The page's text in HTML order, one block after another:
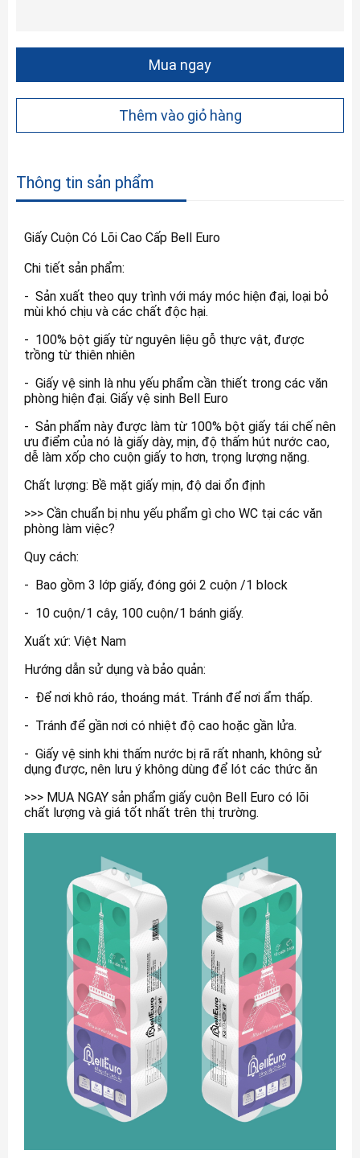
Mua ngay
Thêm vào giỏ hàng
Thông tin sản phẩm
Giấy Cuộn Có Lõi Cao Cấp Bell Euro
Chi tiết sản phẩm:
- Sản xuất theo quy trình với máy móc hiện đại, loại bỏ
mùi khó chịu và các chất độc hại.
- 100% bột giấy từ nguyên liệu gỗ thực vật, được
trồng từ thiên nhiên
- Giấy vệ sinh là nhu yếu phẩm cần thiết trong các văn
phòng hiện đại. Giấy vệ sinh Bell Euro
- Sản phẩm này được làm từ 100% bột giấy tái chế nên
ưu điểm của nó là giấy dày, mịn, độ thấm hút nước cao,
dễ làm xốp cho cuộn giấy to hơn, trọng lượng nặng.
Chất lượng: Bề mặt giấy mịn, độ dai ổn định
>>> Cần chuẩn bị nhu yếu phẩm gì cho WC tại các văn
phòng làm việc?
Quy cách:
- Bao gồm 3 lớp giấy, đóng gói 2 cuộn /1 block
- 10 cuộn/1 cây, 100 cuộn/1 bánh giấy.
Xuất xứ: Việt Nam
Hướng dẫn sử dụng và bảo quản:
- Để nơi khô ráo, thoáng mát. Tránh để nơi ẩm thấp.
- Tránh để gần nơi có nhiệt độ cao hoặc gần lửa.
- Giấy vệ sinh khi thấm nước bị rã rất nhanh, không sử
dụng được, nên lưu ý không dùng để lót các thức ăn
>>> MUA NGAY sản phẩm giấy cuộn Bell Euro có lõi
chất lượng và giá tốt nhất trên thị trường.